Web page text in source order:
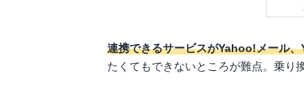
連携できるサービスがYahoo!メール
たくてもできないところが難点。乗り